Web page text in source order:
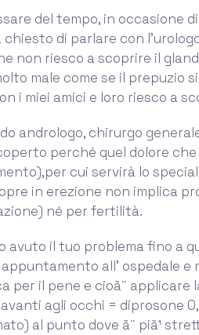
del tempo, in occasione
chiesto di parlare con
non riesco a scoprire il
male come se il prepuzio
i miei amici e loro riesco a
andrologo, chirurgo
perché quel dolore
cui servirà lo
in erezione non implica
né per fertilità.
avuto il tuo problema fino a
all' ospedale e
per il pene e cioã¨ applicare
agli occhi = diprosone
al punto dove ã¨ piã¹